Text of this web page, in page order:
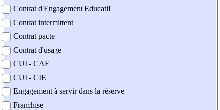
Contrat d'Engagement Educatif
Contrat intermittent
Contrat pacte
Contrat d'usage
CUI - CAE
CUI - CIE
Engagement à servir dans la réserve
Franchise